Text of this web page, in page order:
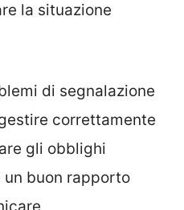
la situazione
di segnalazione
correttamente
gli obblighi
buon rapporto